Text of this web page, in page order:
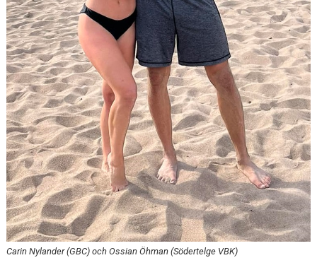
Carin Nylander (GBC) och Ossian Öhman (Södertelge VBK)